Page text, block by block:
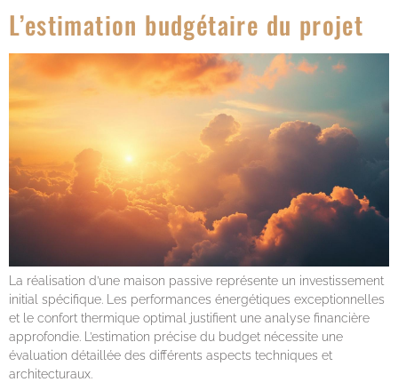
L’estimation budgétaire du projet
La réalisation d’une maison passive représente un investissement
initial spécifique. Les performances énergétiques exceptionnelles
et le confort thermique optimal justifient une analyse financière
approfondie. L’estimation précise du budget nécessite une
évaluation détaillée des différents aspects techniques et
architecturaux.